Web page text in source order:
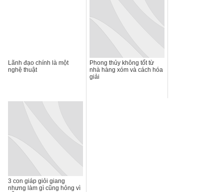
Lãnh đạo chính là một
nghệ thuật
Phong thủy không tốt từ
nhà hàng xóm và cách hóa
giải
3 con giáp giỏi giang
nhưng làm gì cũng hỏng vì